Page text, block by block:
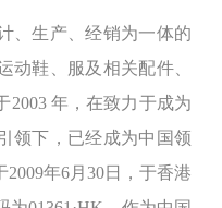
、生产、经销为一体的
动鞋、服及相关配件、
2003 年，在致力于成为
领下，已经成为中国领
年6月30日，于香港